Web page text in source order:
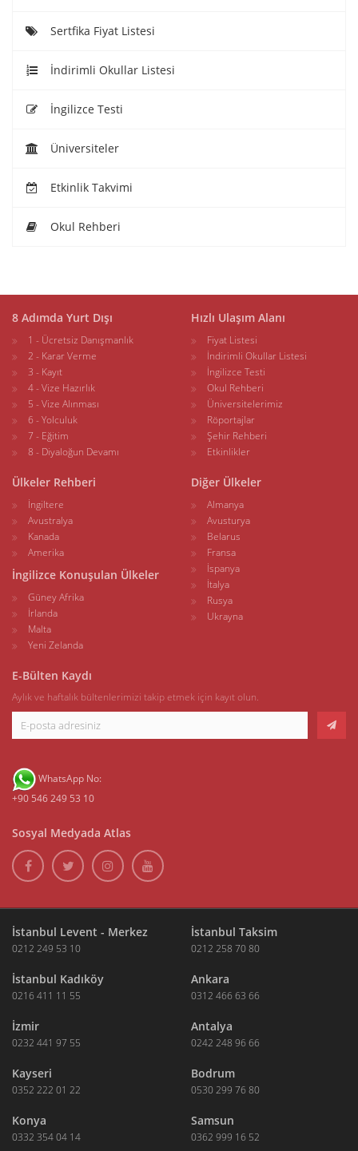
Sertfika Fiyat Listesi
İndirimli Okullar Listesi
İngilizce Testi
Üniversiteler
Etkinlik Takvimi
Okul Rehberi
8 Adımda Yurt Dışı
1 - Ücretsiz Danışmanlık
2 - Karar Verme
3 - Kayıt
4 - Vize Hazırlık
5 - Vize Alınması
6 - Yolculuk
7 - Eğitim
8 - Diyaloğun Devamı
Hızlı Ulaşım Alanı
Fiyat Listesi
İndirimli Okullar Listesi
İngilizce Testi
Okul Rehberi
Üniversitelerimiz
Röportajlar
Şehir Rehberi
Etkinlikler
Ülkeler Rehberi
İngiltere
Avustralya
Kanada
Amerika
İngilizce Konuşulan Ülkeler
Güney Afrika
İrlanda
Malta
Yeni Zelanda
Diğer Ülkeler
Almanya
Avusturya
Belarus
Fransa
İspanya
İtalya
Rusya
Ukrayna
E-Bülten Kaydı
Aylık ve haftalık bültenlerimizi takip etmek için kayıt olun.
WhatsApp No:
+90 546 249 53 10
Sosyal Medyada Atlas
İstanbul Levent - Merkez
0212 249 53 10
İstanbul Taksim
0212 258 70 80
İstanbul Kadıköy
0216 411 11 55
Ankara
0312 466 63 66
İzmir
0232 441 97 55
Antalya
0242 248 96 66
Kayseri
0352 222 01 22
Bodrum
0530 299 76 80
Konya
0332 354 04 14
Samsun
0362 999 16 52